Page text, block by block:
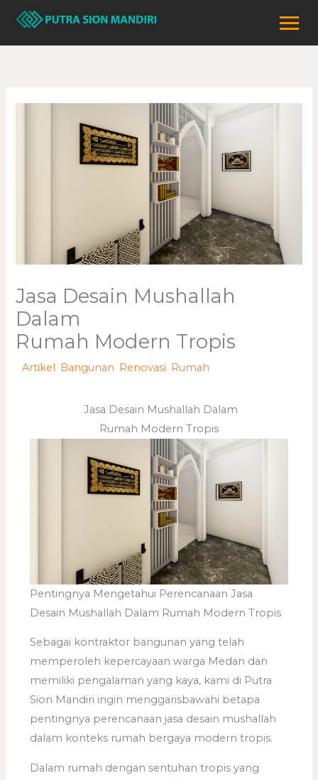
Lewati
konten
Jasa Desain Mushallah
Dalam
Rumah Modern Tropis
/Artikel Bangunan Renovasi Rumah
Jasa Desain Mushallah Dalam
Rumah Modern Tropis
Pentingnya Mengetahui Perencanaan Jasa
Desain Mushallah Dalam Rumah Modern Tropis
Sebagai kontraktor bangunan yang telah
memperoleh kepercayaan warga Medan dan
memiliki pengalaman yang kaya, kami di Putra
Sion Mandiri ingin menggarisbawahi betapa
pentingnya perencanaan jasa desain mushallah
dalam konteks rumah bergaya modern tropis.
Dalam rumah dengan sentuhan tropis yang